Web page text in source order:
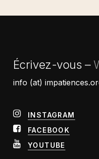
Écrivez-vous –
info (at)
INSTAGRAM
FACEBOOK
YOUTUBE